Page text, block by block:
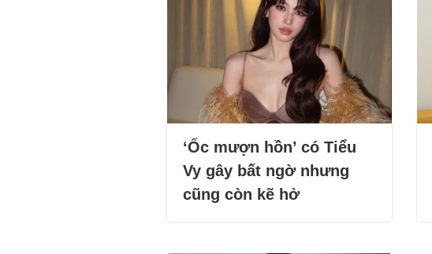
‘Ốc mượn hồn’ có Tiểu
Vy gây bất ngờ nhưng
cũng còn kẽ hở